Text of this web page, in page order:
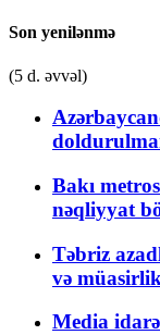
Son yenilənmə
(5 d. əvvəl)
Bakı
nəqliyyat
Təbriz
və müasirlik
Media